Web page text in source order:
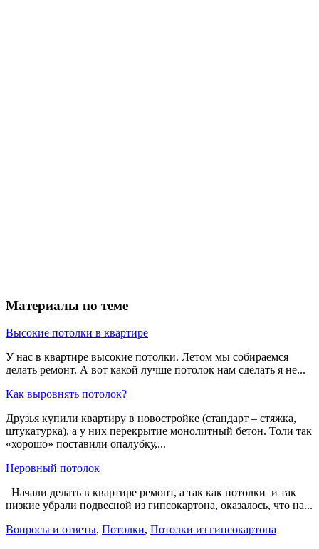
Материалы по теме
Высокие потолки в квартире
У нас в квартире высокие потолки. Летом мы собираемся
делать ремонт. А вот какой лучше потолок нам сделать я не...
Как выровнять потолок?
Друзья купили квартиру в новостройке (стандарт – стяжка,
штукатурка), а у них перекрытие монолитный бетон. Толи так
«хорошо» поставили опалубку,...
Неровный потолок
Начали делать в квартире ремонт, а так как потолки и так
низкие убрали подвесной из гипсокартона, оказалось, что на...
Вопросы и ответы, Потолки, Потолки из гипсокартона